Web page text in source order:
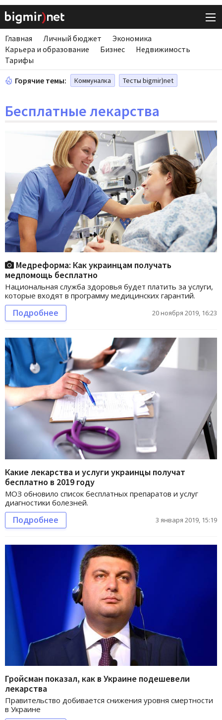
Главная Личный бюджет
Экономика
Карьера и образование
Бизнес
Недвижимость
Тарифы
Горячие темы: Коммуналка Тесты bigmir)net
Бесплатные лекарства
Медреформа: Как украинцам получать
медпомощь бесплатно
Национальная служба здоровья будет платить за услуги,
которые входят в программу медицинских гарантий.
Подробнее 20 ноября 2019, 16:23
Какие лекарства и услуги украинцы получат
бесплатно в 2019 году
МОЗ обновило список бесплатных препаратов и услуг
диагностики болезней.
Подробнее 3 января 2019, 15:19
Гройсман показал, как в Украине подешевели
лекарства
Правительство добивается снижения уровня смертности
в Украине